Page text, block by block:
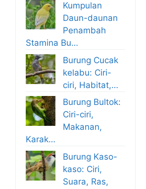
Kumpulan
Daun-daunan
Penambah
Stamina Bu…
Burung Cucak
kelabu: Ciri-
ciri, Habitat,…
Burung Bultok:
Ciri-ciri,
Makanan,
Karak…
Burung Kaso-
kaso: Ciri,
Suara, Ras,